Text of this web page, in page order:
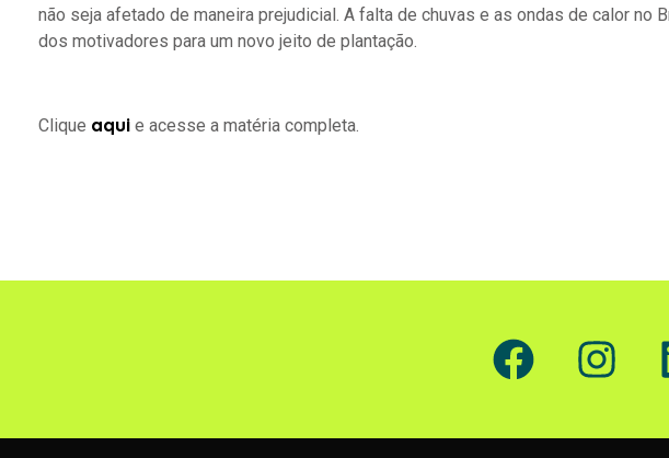
não seja afetado de maneira prejudicial. A falta de chuvas e as ondas de calor no
dos motivadores para um novo jeito de plantação.
Clique aqui e acesse a matéria completa.
SIGA O GAFFFF